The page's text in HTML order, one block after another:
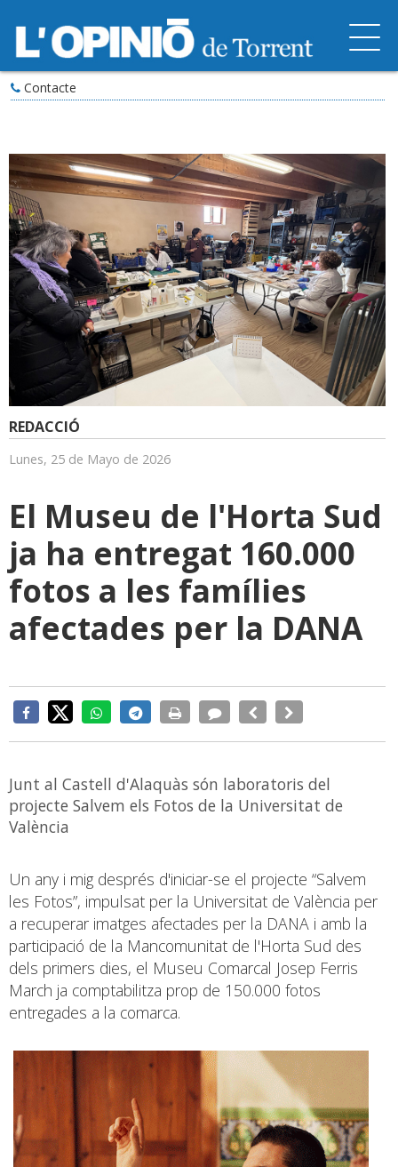
Contacte
REDACCIÓ
Lunes, 25 de Mayo de 2026
El Museu de l'Horta Sud
ja ha entregat 160.000
fotos a les famílies
afectades per la DANA
Junt al Castell d'Alaquàs són laboratoris del
projecte Salvem els Fotos de la Universitat de
València
Un any i mig després d'iniciar-se el projecte “Salvem
les Fotos”, impulsat per la Universitat de València per
a recuperar imatges afectades per la DANA i amb la
participació de la Mancomunitat de l'Horta Sud des
dels primers dies, el Museu Comarcal Josep Ferris
March ja comptabilitza prop de 150.000 fotos
entregades a la comarca.